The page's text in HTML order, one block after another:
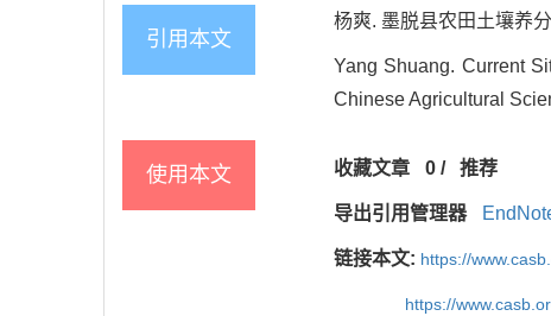
引用本文
杨爽. 墨脱县农田土壤养
Yang Shuang. Current
Chinese Agricultural
使用本文 收藏文章 0/ 推荐
导出引用管理器
链接本文: https://
https://